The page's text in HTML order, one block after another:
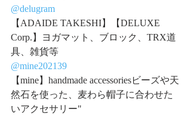
@delugram
【ADAIDE TAKESHI】【DELUXE
Corp.】ヨガマット、ブロック、TRX道
具、雑貨等
@mine202139
【mine】handmade accessoriesビーズや天
然石を使った、麦わら帽子に合わせた
いアクセサリー"